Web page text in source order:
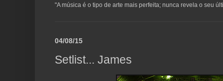
"A música é o tipo de arte mais perfeita; nunca revela o seu
04/08/15
Setlist... James